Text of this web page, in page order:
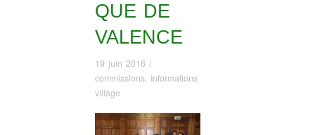
QUE DE
VALENCE
19 juin 2016 /
commissions, Informations
village